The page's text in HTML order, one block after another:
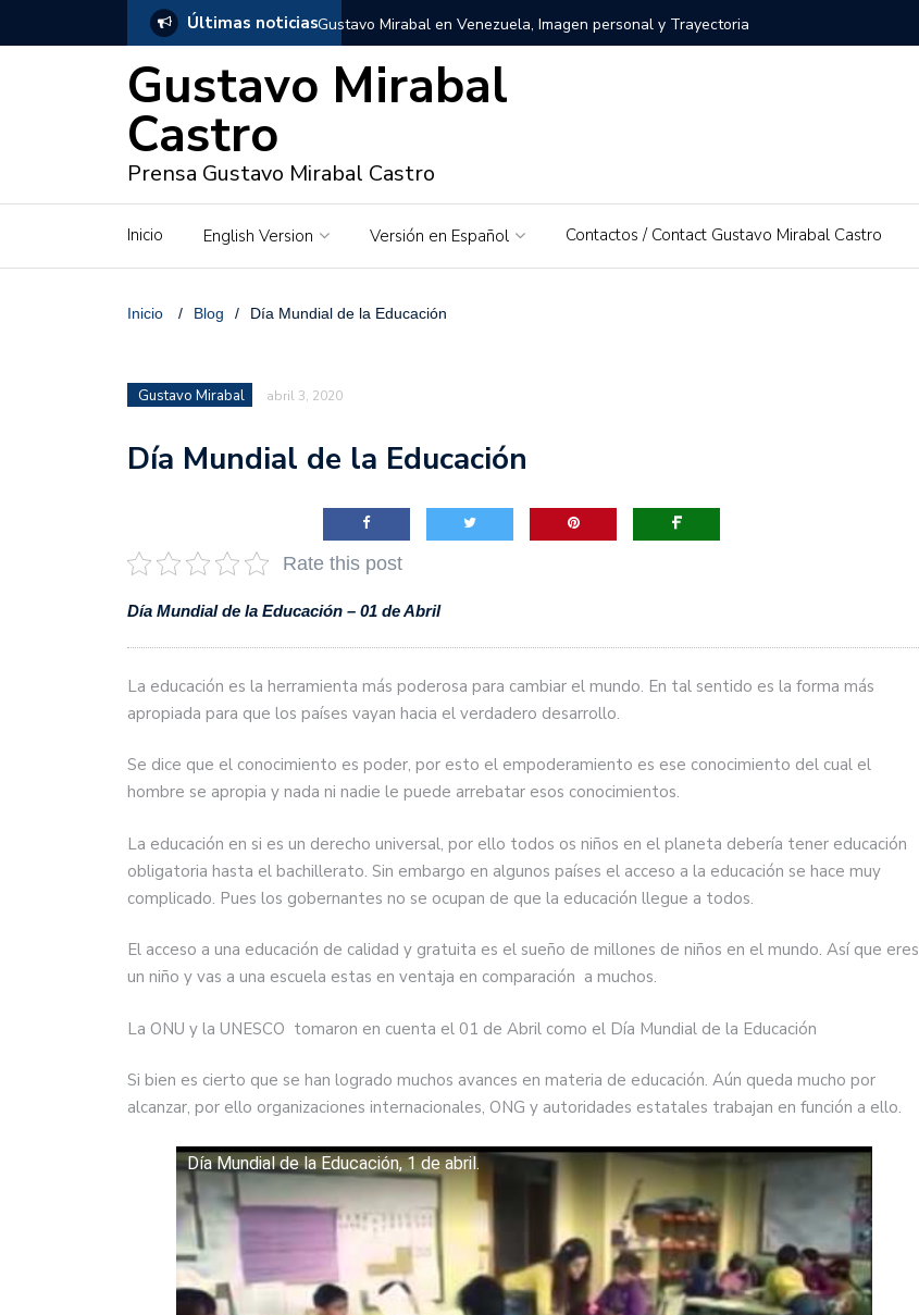
Últimas noticiasGustavo Mirabal en Venezuela, Imagen personal y Trayectoria
Gustavo Mirabal y Venezuela: Un amor por su tierra natal
Redes sociales y web para la educación financiera de Gustavo Mirabal
Gustavo Mirabal Bustillos, el padre de Gustavo Mirabal
justicia en Venezuela, Tribunales y el Tribunal Supremo de Justicia
Gustavo Mirabal
Castro
Prensa Gustavo Mirabal Castro
Inicio English Version Versión en Español Contactos / Contact Gustavo Mirabal Castro
Inicio / Blog / Día Mundial de la Educación
Gustavo Mirabal abril 3, 2020
Día Mundial de la Educación
Rate this post
Día Mundial de la Educación – 01 de Abril
La educación es la herramienta más poderosa para cambiar el mundo. En tal sentido es la forma más
apropiada para que los países vayan hacia el verdadero desarrollo.
Se dice que el conocimiento es poder, por esto el empoderamiento es ese conocimiento del cual el
hombre se apropia y nada ni nadie le puede arrebatar esos conocimientos.
La educación en si es un derecho universal, por ello todos os niños en el planeta debería tener educación
obligatoria hasta el bachillerato. Sin embargo en algunos países el acceso a la educación se hace muy
complicado. Pues los gobernantes no se ocupan de que la educación llegue a todos.
El acceso a una educación de calidad y gratuita es el sueño de millones de niños en el mundo. Así que eres
un niño y vas a una escuela estas en ventaja en comparación a muchos.
La ONU y la UNESCO tomaron en cuenta el 01 de Abril como el Día Mundial de la Educación
Si bien es cierto que se han logrado muchos avances en materia de educación. Aún queda mucho por
alcanzar, por ello organizaciones internacionales, ONG y autoridades estatales trabajan en función a ello.
Día Mundial de la Educación, 1 de abril.